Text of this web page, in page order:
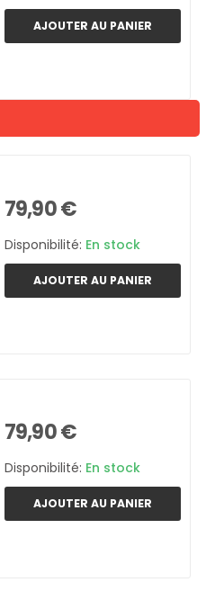
AJOUTER AU PANIER
79,90 €
Disponibilité: En stock
AJOUTER AU PANIER
79,90 €
Disponibilité: En stock
AJOUTER AU PANIER